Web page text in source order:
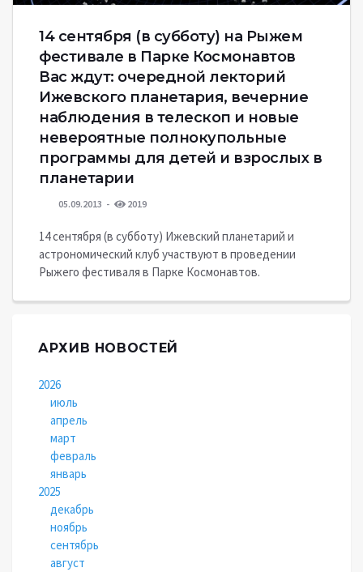
14 сентября (в субботу) на Рыжем
фестивале в Парке Космонавтов
Вас ждут: очередной лекторий
Ижевского планетария, вечерние
наблюдения в телескоп и новые
невероятные полнокупольные
программы для детей и взрослых в
планетарии
05.09.2013 2019
14 сентября (в субботу) Ижевский планетарий и
астрономический клуб участвуют в проведении
Рыжего фестиваля в Парке Космонавтов.
АРХИВ НОВОСТЕЙ
2026
июль
апрель
март
февраль
январь
2025
декабрь
ноябрь
сентябрь
август